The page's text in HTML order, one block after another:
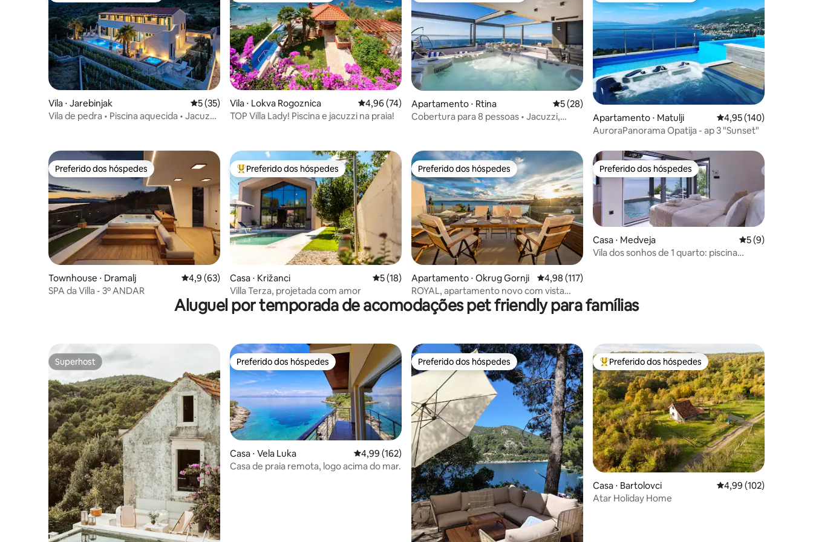
Vila ⋅ Jarebinjak 5 de uma avaliação média de 5, 35 avaliações
5 (35)
Vila de pedra • Piscina aquecida • Jacuzzi
Vila ⋅ Lokva Rogoznica 4,96 de uma avaliação média de 5, 74 avaliações
4,96 (74)
TOP Villa Lady! Piscina e jacuzzi na praia!
Apartamento ⋅ Rtina 5 de uma avaliação média de 5, 28 avaliações
5 (28)
Cobertura para 8 pessoas • Jacuzzi,
Apartamento ⋅ Matulji 4,95 de uma avaliação
4,95 (140)
AuroraPanorama Opatija - ap 3 "Sunset"
Preferido dos hóspedes
Preferido dos hóspedes
Townhouse ⋅ Dramalj 4,9 de uma avaliação média de 5, 63 avaliações
4,9 (63)
SPA da Villa - 3º ANDAR
Entre os melhores preferidos dos hóspedes
Preferido dos hóspedes
Casa ⋅ Križanci 5 de uma avaliação média de 5, 18 avaliações
5 (18)
Villa Terza, projetada com amor
Preferido dos hóspedes
Preferido dos hóspedes
Apartamento ⋅ Okrug Gornji 4,98 de uma avaliação média de 5, 117 avaliações
4,98 (117)
ROYAL, apartamento novo com vista
para o mar e jacuzzi
Preferido dos hóspedes
Preferido dos hóspedes
Casa ⋅ Medveja 5 de uma
5 (9)
Vila dos sonhos de 1 quarto: piscina
Aluguel por temporada de acomodações pet friendly para famílias
Superhost
Superhost Preferido dos hóspedes
Preferido dos hóspedes
Casa ⋅ Vela Luka 4,99 de uma avaliação média de 5, 162 avaliações
4,99 (162)
Casa de praia remota, logo acima do mar.
Preferido dos hóspedes
Preferido dos hóspedes Entre os melhores preferidos dos hóspedes
Preferido dos hóspedes
Casa ⋅ Bartolovci 4,99 de uma avaliação
4,99 (102)
Atar Holiday Home